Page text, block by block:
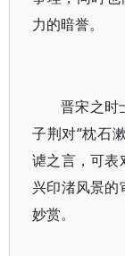
力的暗誉。
晋宋之时
子荆对“枕石
谑之言，可表
兴印渚风景的
妙赏。